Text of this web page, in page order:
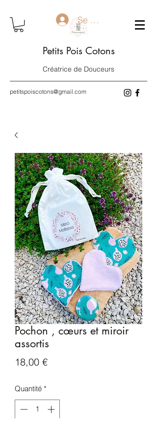
Petits Pois Cotons
Créatrice de Douceurs
petitspoiscotons@gmail.com
Se connecter
Pochon , cœurs et miroir
assortis
18,00 €Prix
Quantité *